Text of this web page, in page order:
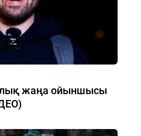
жаңа ойыншысы